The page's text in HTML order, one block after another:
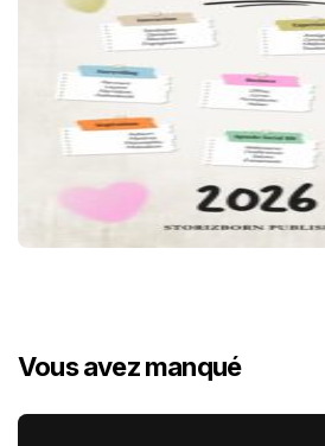
Vous avez manqué